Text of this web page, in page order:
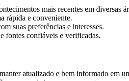
mais recentes em diversas
rápida e conveniente.
suas preferências e interesses.
fontes confiáveis e verificadas.
atualizado e bem informado